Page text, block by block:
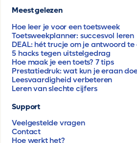
Meest gelezen
Hoe leer je voor een toetsweek
Toetsweekplanner: succesvol leren
DEAL: hét trucje om je antwoord te
5 hacks tegen uitstelgedrag
Hoe maak je een toets? 7 tips
Prestatiedruk: wat kun je eraan
Leesvaardigheid verbeteren
Leren van slechte cijfers
Support
Veelgestelde vragen
Contact
Hoe werkt het?